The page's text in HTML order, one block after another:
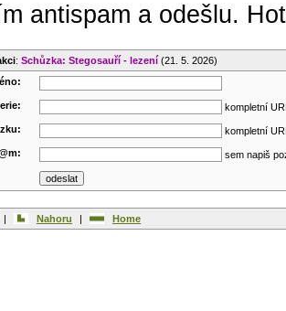
antispam a odešlu.
: Schůzka: Stegosauří - lezení (21. 5. 2026)
kompletní
kompletní
sem napiš
| Nahoru | Home